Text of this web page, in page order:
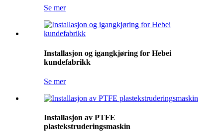
Se mer
Installasjon og igangkjøring for Hebei
kundefabrikk
Se mer
Installasjon av PTFE
plastekstruderingsmaskin